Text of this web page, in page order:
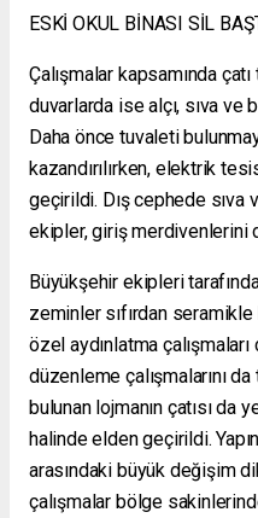
ESKİ OKUL BİNASI SİL
Çalışmalar kapsamında
duvarlarda ise alçı, sıva
Daha önce tuvaleti
kazandırılırken, elektrik
geçirildi. Dış cephede sıva
ekipler, giriş merdivenlerini
Büyükşehir ekipleri
zeminler sıfırdan
özel aydınlatma
düzenleme çalışmalarını da
bulunan lojmanın çatısı da
halinde elden geçirildi.
arasındaki büyük değişim
çalışmalar bölge